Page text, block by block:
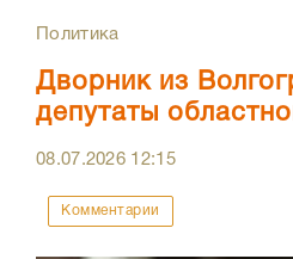
Политика
Дворник из
депутаты
08.07.2026 12:15
Комментарии